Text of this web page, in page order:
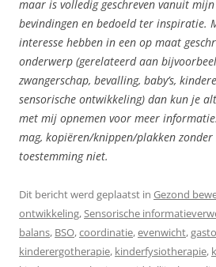
maar is volledig geschreven vanuit
bevindingen en bedoeld ter inspiratie.
interesse hebben in een op maat
onderwerp (gerelateerd aan
zwangerschap, bevalling, baby’s,
sensorische ontwikkeling) dan kun je
met mij opnemen voor meer
mag, kopiëren/knippen/plakken
toestemming niet.
Dit bericht werd geplaatst in Gezond
ontwikkeling,Sensorische
balans, BSO,coordinatie,evenwicht,
kinderergotherapie, kinderfysiotherapie,